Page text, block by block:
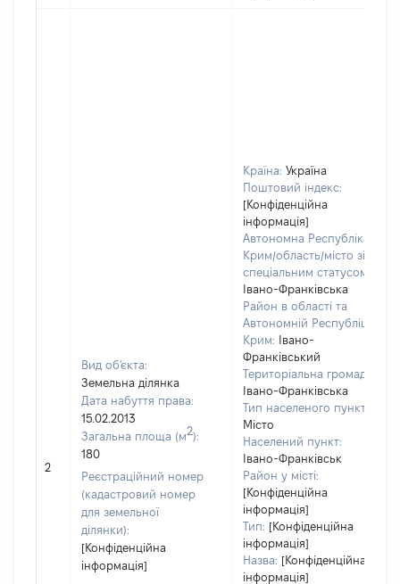
2
Вид об'єкта:
Земельна ділянка
Дата набуття права:
15.02.2013
Загальна площа (м2):
180
Реєстраційний номер
(кадастровий номер
для земельної
ділянки):
[Конфіденційна
інформація]
Країна: Україна
Поштовий індекс:
[Конфіденційна
інформація]
Автономна Республіка
Крим/область/місто зі
спеціальним статусом:
Івано-Франківська
Район в області та
Автономній Республіці
Крим:
Івано-
Франківський
Територіальна громада:
Івано-Франківська
Тип населеного пункту:
Місто
Населений пункт:
Івано-Франківськ
Район у місті:
[Конфіденційна
інформація]
Тип: [Конфіденційна
інформація]
Назва: [Конфіденційна
інформація]